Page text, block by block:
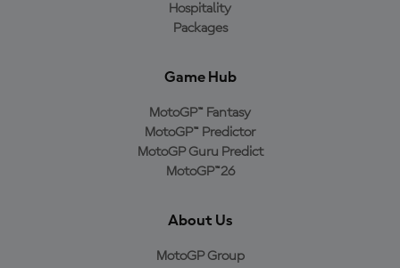
Hospitality
Packages
Game Hub
MotoGP™ Fantasy
MotoGP™ Predictor
MotoGP Guru Predict
MotoGP™26
About Us
MotoGP Group